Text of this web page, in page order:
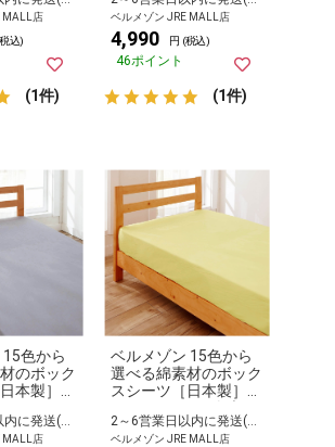
MALL店
込)
(1件)
ベルメゾン JRE MALL店
4,990 円 (税込)
46ポイント
(1件)
色から
のボック
本製］
2～6営業日以内に発送(長期休暇除く)
MALL店
ベルメゾン 15色から
選べる綿素材のボック
スシーツ［日本製］
2～6営業日以内に発送(長期休暇除く)
ベルメゾン JRE MALL店